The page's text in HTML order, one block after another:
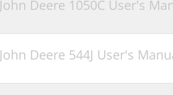
John Deere 1050C User's
John Deere 544J User's